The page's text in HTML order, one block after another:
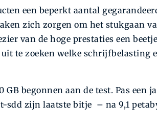
een beperkt aantal
zich zorgen om het stukgaan
van de hoge prestaties een
te zoeken welke schrijfbelasting
GB begonnen aan de test. Pas een
sdd zijn laatste bitje – na 9,1